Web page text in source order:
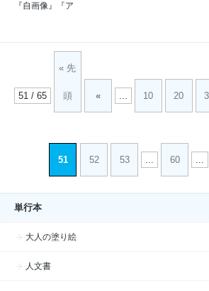
『自画像』『ア
51 / 65
« 先
頭 « ... 10 20
51 52 53 ... 60 ...
単行本
大人の塗り絵
人文書